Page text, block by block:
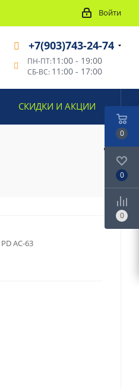
Войти
+7(903)743-24-74
ПН-ПТ:11:00 - 19:00
СБ-ВС: 11:00 - 17:00
СКИДКИ И АКЦИИ
PD AC-63
0
0
0